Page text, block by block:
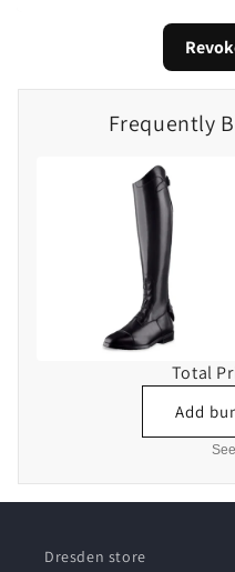
Frequently
Total
Add
Dresden store